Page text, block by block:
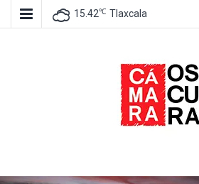
15.42℃ Tlaxcala